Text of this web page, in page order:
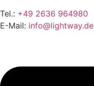
Tel.: +49 2636 964980
E-Mail: info@lightway.de